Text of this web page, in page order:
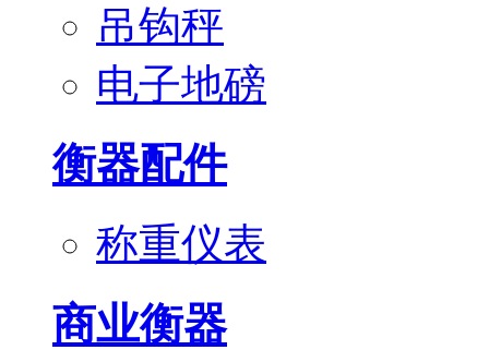
吊钩秤
电子地磅
衡器配件
称重仪表
商业衡器